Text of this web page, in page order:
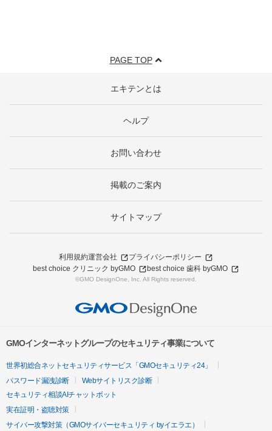
PAGE TOP
エキテンとは
ヘルプ
お問い合わせ
掲載のご案内
サイトマップ
利用規約運営会社
プライバシーポリシー
best choice クリニック byGMO
best choice 歯科 byGMO
©GMO DesignOne, Inc. All Rights reserved.
GMOインターネットグループのセキュリティ事業について
世界初総合ネットセキュリティサービス「GMOセキュリティ24」
パスワード漏洩診断
Webサイトリスク診断
セキュリティ相談AIチャットボット
実在証明・盗聴対策
サイバー攻撃対策（GMOサイバーセキュリティ byイエラエ）